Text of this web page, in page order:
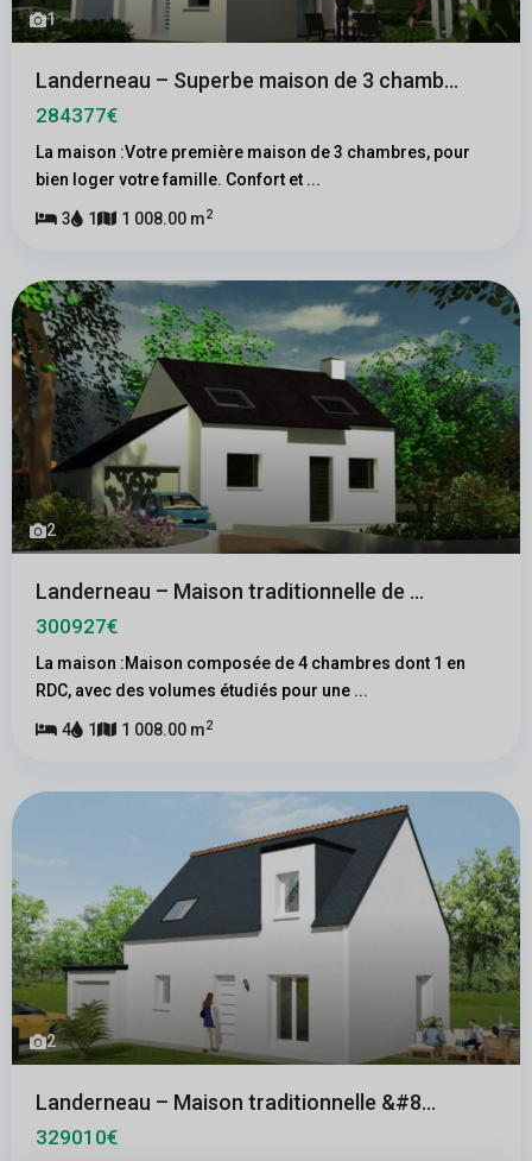
1
Landerneau – Superbe maison de 3 chamb...
284377€
La maison :Votre première maison de 3 chambres, pour
bien loger votre famille. Confort et ...
3 1 1 008.00 m2
2
Landerneau – Maison traditionnelle de ...
300927€
La maison :Maison composée de 4 chambres dont 1 en
RDC, avec des volumes étudiés pour une ...
4 1 1 008.00 m2
2
Landerneau – Maison traditionnelle &#8...
329010€